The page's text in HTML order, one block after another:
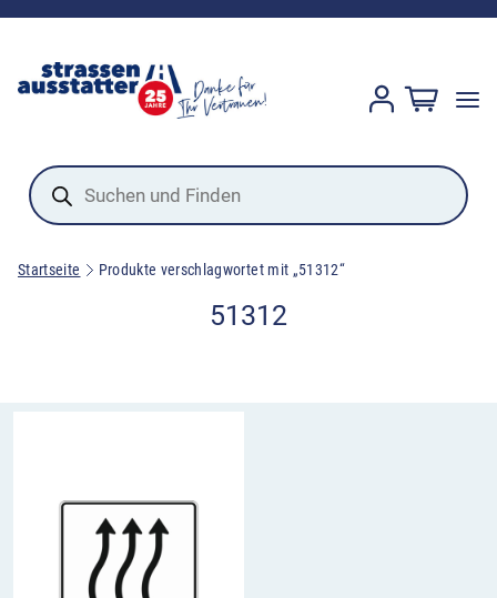
Products
search
Startseite Produkte verschlagwortet mit „51312“
51312